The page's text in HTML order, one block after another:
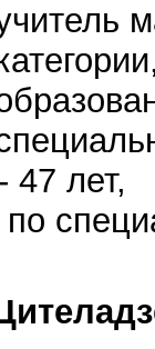
лет,